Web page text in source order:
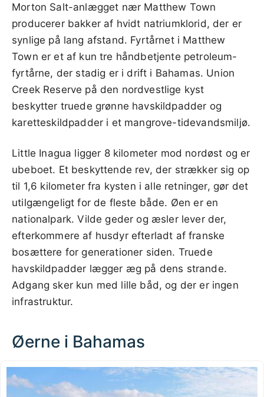
Morton Salt-anlægget nær Matthew Town
producerer bakker af hvidt natriumklorid, der er
synlige på lang afstand. Fyrtårnet i Matthew
Town er et af kun tre håndbetjente petroleum-
fyrtårne, der stadig er i drift i Bahamas. Union
Creek Reserve på den nordvestlige kyst
beskytter truede grønne havskildpadder og
karetteskildpadder i et mangrove-tidevandsmiljø.
Little Inagua ligger 8 kilometer mod nordøst og er
ubeboet. Et beskyttende rev, der strækker sig op
til 1,6 kilometer fra kysten i alle retninger, gør det
utilgængeligt for de fleste både. Øen er en
nationalpark. Vilde geder og æsler lever der,
efterkommere af husdyr efterladt af franske
bosættere for generationer siden. Truede
havskildpadder lægger æg på dens strande.
Adgang sker kun med lille båd, og der er ingen
infrastruktur.
Øerne i Bahamas